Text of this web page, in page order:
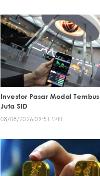
Investor Pasar Modal
Juta SID
08/08/2026 09:51 WIB